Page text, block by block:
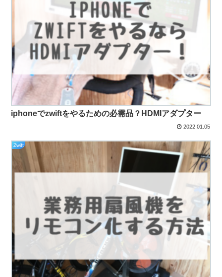
iphoneでzwiftをやるための必需品？HDMIアダプター
2022.01.05
Zwift